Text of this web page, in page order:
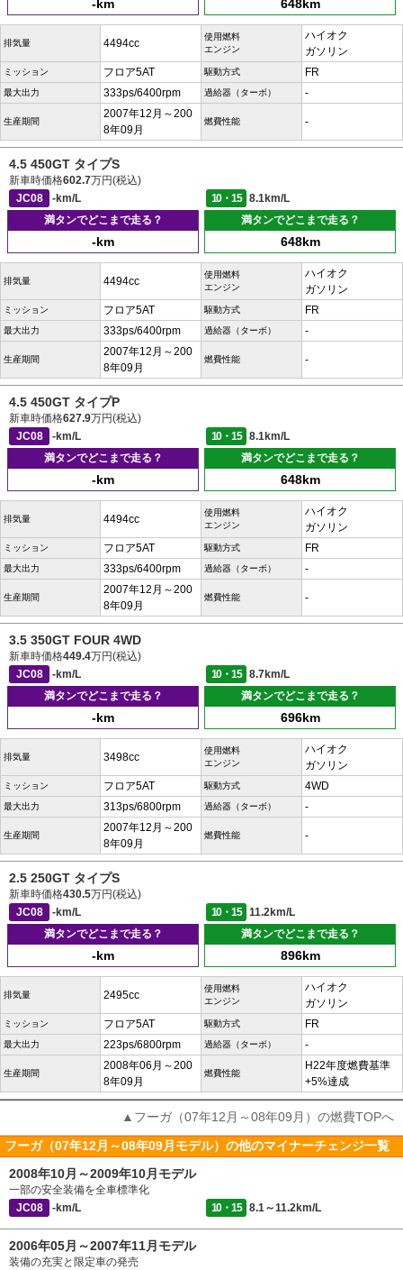
-km 648km
排気量 4494cc
使用燃料
エンジン
ハイオク
ガソリン
ミッション フロア5AT 駆動方式 FR
最大出力 333ps/6400rpm 過給器（ターボ） -
生産期間
2007年12月～200
8年09月
燃費性能 -
4.5 450GT タイプS
新車時価格602.7万円(税込)
JC08
-km/L 10・15
8.1km/L
満タンでどこまで走る？
-km
満タンでどこまで走る？
648km
排気量 4494cc
使用燃料
エンジン
ハイオク
ガソリン
ミッション フロア5AT 駆動方式 FR
最大出力 333ps/6400rpm 過給器（ターボ） -
生産期間
2007年12月～200
8年09月
燃費性能 -
4.5 450GT タイプP
新車時価格627.9万円(税込)
JC08
-km/L 10・15
8.1km/L
満タンでどこまで走る？
-km
満タンでどこまで走る？
648km
排気量 4494cc
使用燃料
エンジン
ハイオク
ガソリン
ミッション フロア5AT 駆動方式 FR
最大出力 333ps/6400rpm 過給器（ターボ） -
生産期間
2007年12月～200
8年09月
燃費性能 -
3.5 350GT FOUR 4WD
新車時価格449.4万円(税込)
JC08
-km/L 10・15
8.7km/L
満タンでどこまで走る？
-km
満タンでどこまで走る？
696km
排気量 3498cc
使用燃料
エンジン
ハイオク
ガソリン
ミッション フロア5AT 駆動方式 4WD
最大出力 313ps/6800rpm 過給器（ターボ） -
生産期間
2007年12月～200
8年09月
燃費性能 -
2.5 250GT タイプS
新車時価格430.5万円(税込)
JC08
-km/L 10・15
11.2km/L
満タンでどこまで走る？
-km
満タンでどこまで走る？
896km
排気量 2495cc
使用燃料
エンジン
ハイオク
ガソリン
ミッション フロア5AT 駆動方式 FR
最大出力 223ps/6800rpm 過給器（ターボ） -
生産期間
2008年06月～200
8年09月
燃費性能
H22年度燃費基準
+5%達成
▲フーガ（07年12月～08年09月）の燃費TOPへ
フーガ（07年12月～08年09月モデル）の他のマイナーチェンジ一覧
2008年10月～2009年10月モデル
一部の安全装備を全車標準化
JC08
-km/L 10・15 8.1～11.2km/L
2006年05月～2007年11月モデル
装備の充実と限定車の発売